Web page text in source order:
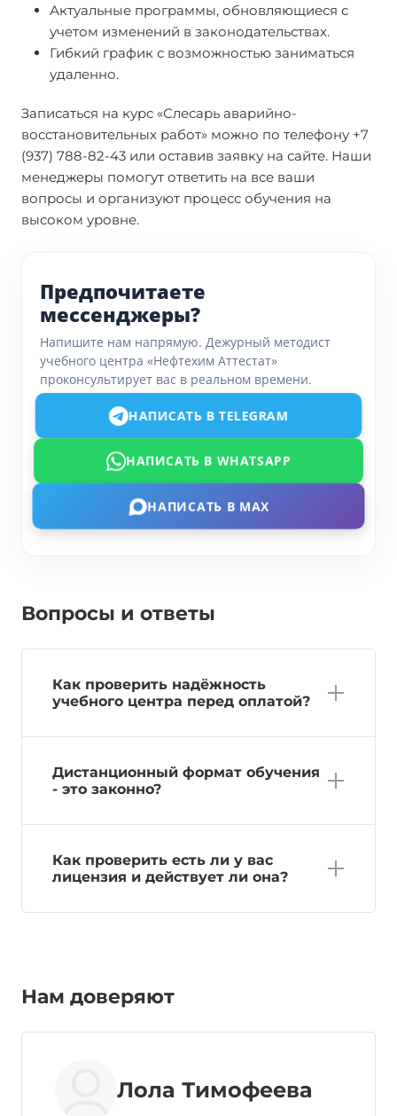
Актуальные программы, обновляющиеся с
учетом изменений в законодательствах.
Гибкий график с возможностью заниматься
удаленно.
Записаться на курс «Слесарь аварийно-
восстановительных работ» можно по телефону +7
(937) 788-82-43 или оставив заявку на сайте. Наши
менеджеры помогут ответить на все ваши
вопросы и организуют процесс обучения на
высоком уровне.
Предпочитаете
мессенджеры?
Напишите нам напрямую. Дежурный методист
учебного центра «Нефтехим Аттестат»
проконсультирует вас в реальном времени.
НАПИСАТЬ В TELEGRAM
НАПИСАТЬ В WHATSAPP
НАПИСАТЬ В MAX
Вопросы и ответы
Как проверить надёжность
учебного центра перед оплатой?
Дистанционный формат обучения
- это законно?
Как проверить есть ли у вас
лицензия и действует ли она?
Нам доверяют
Лола Тимофеева